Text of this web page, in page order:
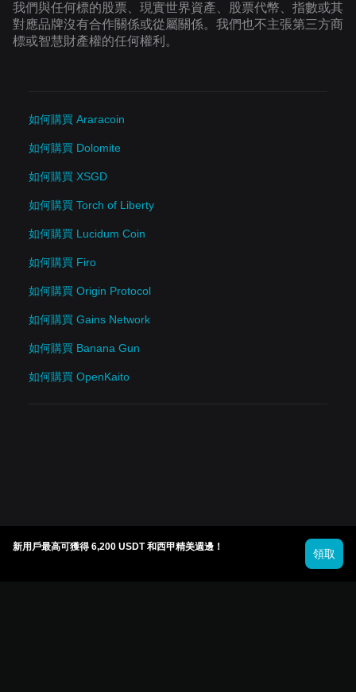
我們與任何標的股票、現實世界資產、股票代幣、指數或其
對應品牌沒有合作關係或從屬關係。我們也不主張第三方商
標或智慧財產權的任何權利。
如何購買 Araracoin
如何購買 Dolomite
如何購買 XSGD
如何購買 Torch of Liberty
如何購買 Lucidum Coin
如何購買 Firo
如何購買 Origin Protocol
如何購買 Gains Network
如何購買 Banana Gun
如何購買 OpenKaito
新用戶最高可獲得 6,200 USDT 和西甲精美週邊！
領取